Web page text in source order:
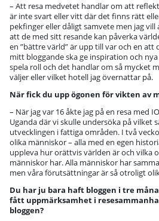
– Att resa medvetet handlar om att
är inte svart eller vitt där det finns rätt
pekfinger eller dåligt samvete men jag
att de med sitt resande kan påverka
en ”bättre värld” är upp till var och en att
mitt bloggande ska ge inspiration och
spela roll och det handlar om så mycket
väljer eller vilket hotell jag övernattar på.
När fick du upp ögonen för vikten av
– När jag var 16 åkte jag på en resa med
Uganda där vi skulle undersöka på vilket
utvecklingen i fattiga områden. I två
olika människor – alla med en egen
uppleva hur orättvis världen är och vilka
människor har. Alla människor har
men våra förutsättningar är så otroligt
Du har ju bara haft bloggen i tre
fått uppmärksamhet i
bloggen?